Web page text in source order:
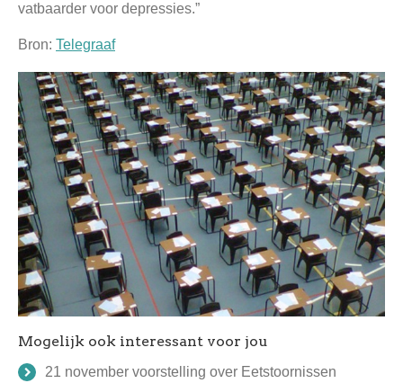
vatbaarder voor depressies.”
Bron: Telegraaf
Mogelijk ook interessant voor jou
21 november voorstelling over Eetstoornissen